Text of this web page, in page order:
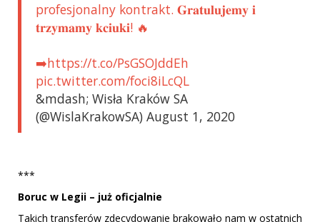
profesjonalny kontrakt. 𝐆𝐫𝐚𝐭𝐮𝐥𝐮𝐣𝐞𝐦𝐲 𝐢
𝐭𝐫𝐳𝐲𝐦𝐚𝐦𝐲 𝐤𝐜𝐢𝐮𝐤𝐢! 🔥
➡️https://t.co/PsGSOJddEh
pic.twitter.com/foci8iLcQL
&mdash; Wisła Kraków SA
(@WislaKrakowSA) August 1, 2020
***
Boruc w Legii – już oficjalnie
Takich transferów zdecydowanie brakowało nam w ostatnich